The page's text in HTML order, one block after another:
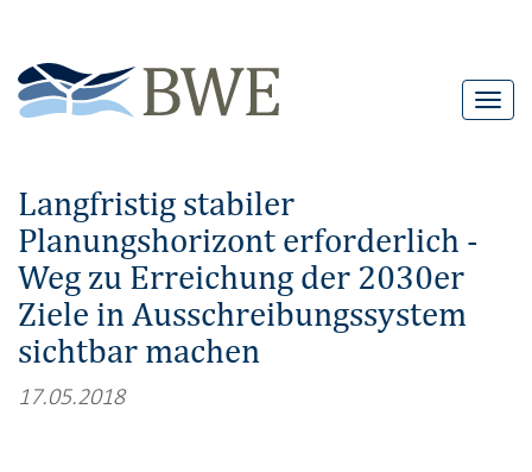
T
Langfristig stabiler
Planungshorizont erforderlich -
Weg zu Erreichung der 2030er
Ziele in Ausschreibungssystem
sichtbar machen
17.05.2018